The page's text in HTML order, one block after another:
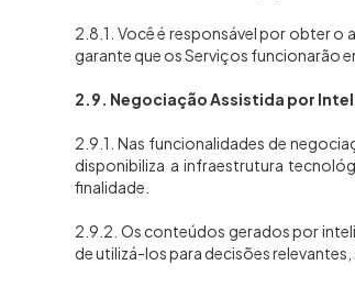
2.8.1. Você é responsável por obter o
garante que os Serviços funcionarão
2.9. Negociação Assistida por
2.9.1. Nas funcionalidades de
disponibiliza a infraestrutura
finalidade.
2.9.2. Os conteúdos gerados por
de utilizá-los para decisões